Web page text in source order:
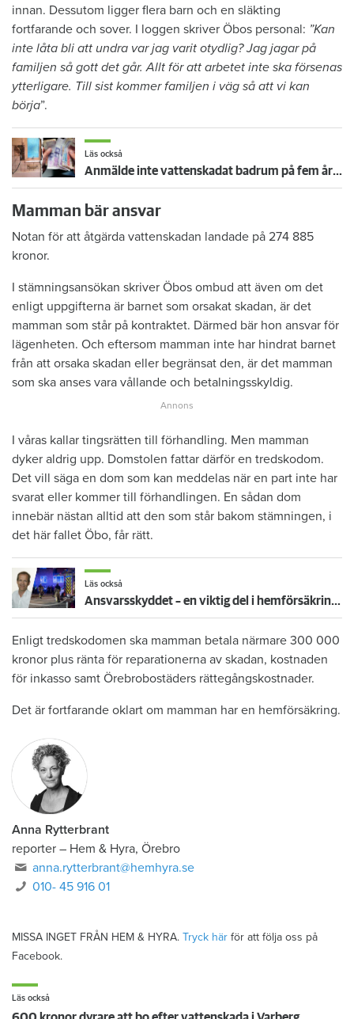
innan. Dessutom ligger flera barn och en släkting
fortfarande och sover. I loggen skriver Öbos personal: ”Kan
inte låta bli att undra var jag varit otydlig? Jag jagar på
familjen så gott det går. Allt för att arbetet inte ska försenas
ytterligare. Till sist kommer familjen i väg så att vi kan
börja”.
Läs också
Anmälde inte vattenskadat badrum på fem år – krävs på 125 000 kronor
Mamman bär ansvar
Notan för att åtgärda vattenskadan landade på 274 885
kronor.
I stämningsansökan skriver Öbos ombud att även om det
enligt uppgifterna är barnet som orsakat skadan, är det
mamman som står på kontraktet. Därmed bär hon ansvar för
lägenheten. Och eftersom mamman inte har hindrat barnet
från att orsaka skadan eller begränsat den, är det mamman
som ska anses vara vållande och betalningsskyldig.
I våras kallar tingsrätten till förhandling. Men mamman
dyker aldrig upp. Domstolen fattar därför en tredskodom.
Det vill säga en dom som kan meddelas när en part inte har
svarat eller kommer till förhandlingen. En sådan dom
innebär nästan alltid att den som står bakom stämningen, i
det här fallet Öbo, får rätt.
Läs också
Ansvarsskyddet – en viktig del i hemförsäkringen
Enligt tredskodomen ska mamman betala närmare 300 000
kronor plus ränta för reparationerna av skadan, kostnaden
för inkasso samt Örebrobostäders rättegångskostnader.
Det är fortfarande oklart om mamman har en hemförsäkring.
Anna Rytterbrant
reporter – Hem & Hyra, Örebro
anna.rytterbrant@hemhyra.se
010- 45 916 01
MISSA INGET FRÅN HEM & HYRA. Tryck här för att följa oss på
Facebook.
Läs också